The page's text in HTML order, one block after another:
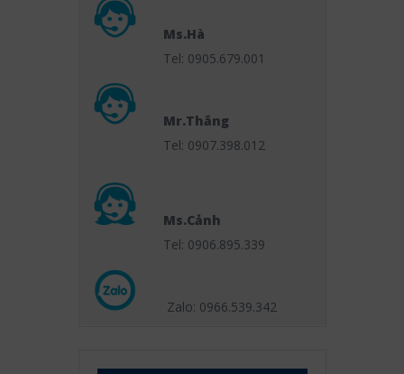
Ms.Hà
Tel: 0905.679.001
Mr.Thắng
Tel: 0907.398.012
Ms.Cảnh
Tel: 0906.895.339
Zalo: 0966.539.342